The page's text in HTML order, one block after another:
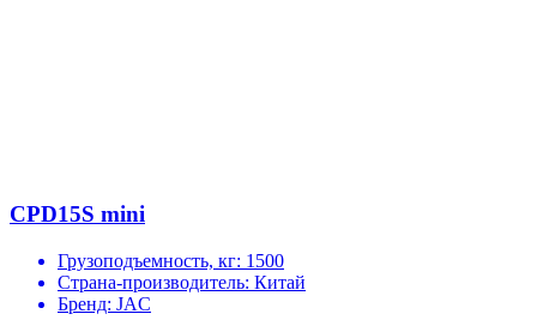
CPD15S mini
Грузоподъемность, кг: 1500
Страна-производитель: Китай
Бренд: JAC